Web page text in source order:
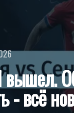
- всё